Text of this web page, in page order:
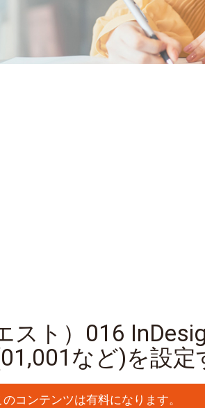
スト）016
など)を設定
のコンテンツは有料になります。